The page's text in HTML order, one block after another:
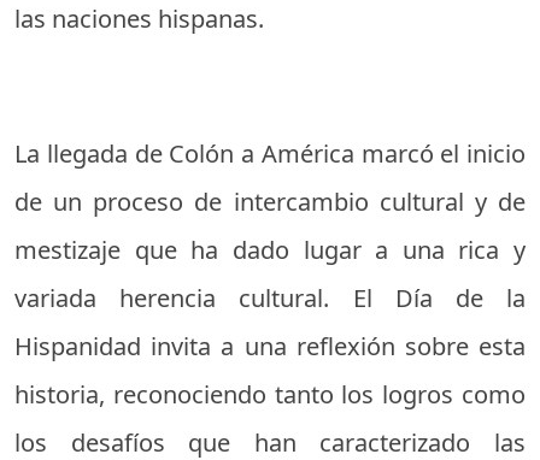
las naciones hispanas.
La llegada de Colón a América marcó el inicio
de un proceso de intercambio cultural y de
mestizaje que ha dado lugar a una rica y
variada herencia cultural. El Día de la
Hispanidad invita a una reflexión sobre esta
historia, reconociendo tanto los logros como
los desafíos que han caracterizado las